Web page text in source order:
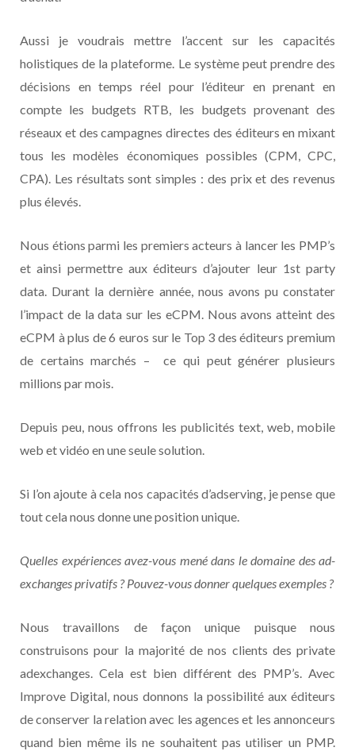
Aussi je voudrais mettre l’accent sur les capacités
holistiques de la plateforme. Le système peut prendre des
décisions en temps réel pour l’éditeur en prenant en
compte les budgets RTB, les budgets provenant des
réseaux et des campagnes directes des éditeurs en mixant
tous les modèles économiques possibles (CPM, CPC,
CPA). Les résultats sont simples : des prix et des revenus
plus élevés.
Nous étions parmi les premiers acteurs à lancer les PMP’s
et ainsi permettre aux éditeurs d’ajouter leur 1st party
data. Durant la dernière année, nous avons pu constater
l’impact de la data sur les eCPM. Nous avons atteint des
eCPM à plus de 6 euros sur le Top 3 des éditeurs premium
de certains marchés – ce qui peut générer plusieurs
millions par mois.
Depuis peu, nous offrons les publicités text, web, mobile
web et vidéo en une seule solution.
Si l’on ajoute à cela nos capacités d’adserving, je pense que
tout cela nous donne une position unique.
Quelles expériences avez-vous mené dans le domaine des ad-
exchanges privatifs ? Pouvez-vous donner quelques exemples ?
Nous travaillons de façon unique puisque nous
construisons pour la majorité de nos clients des private
adexchanges. Cela est bien différent des PMP’s. Avec
Improve Digital, nous donnons la possibilité aux éditeurs
de conserver la relation avec les agences et les annonceurs
quand bien même ils ne souhaitent pas utiliser un PMP.